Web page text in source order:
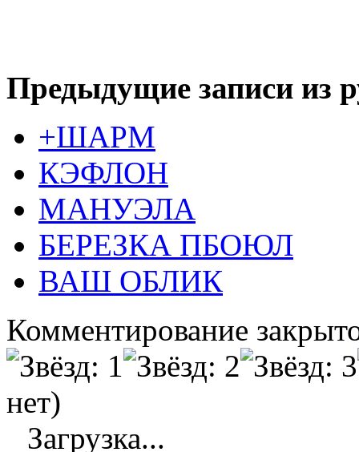
Предыдущие записи из
+ШАРМ
КЭФЛОН
МАНУЭЛА
БЕРЕЗКА ПБОЮЛ
ВАШ ОБЛИК
Комментирование
нет)
Загрузка...